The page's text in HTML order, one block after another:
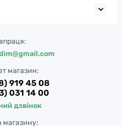
магазин:
919 45 08
031 14 00
дзвінок
магазину: